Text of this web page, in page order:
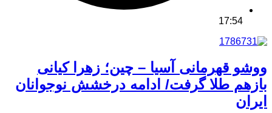
17:54
ووشو قهرمانی آسیا – چین؛ زهرا کیانی
بازهم طلا گرفت/ ادامه درخشش نوجوانان
ایران